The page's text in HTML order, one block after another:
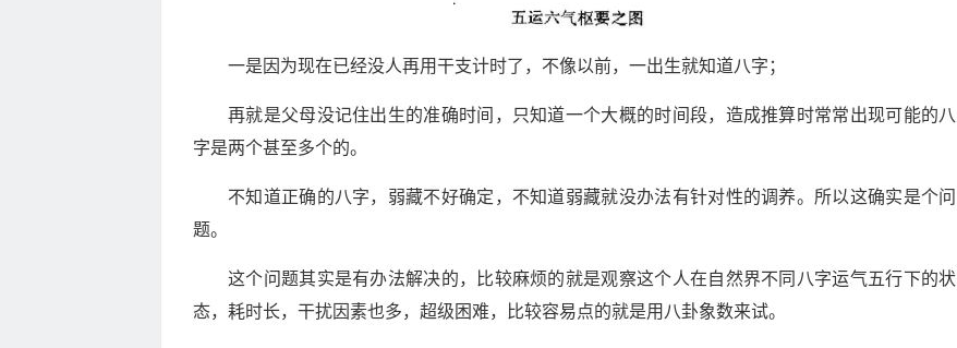
一是因为现在已经没人再用干支计时了，不像以前，一出生就知道八字；
再就是父母没记住出生的准确时间，只知道一个大概的时间段，造成推算时常常出现可能的八
字是两个甚至多个的。
不知道正确的八字，弱藏不好确定，不知道弱藏就没办法有针对性的调养。所以这确实是个问
题。
这个问题其实是有办法解决的，比较麻烦的就是观察这个人在自然界不同八字运气五行下的状
态，耗时长，干扰因素也多，超级困难，比较容易点的就是用八卦象数来试。